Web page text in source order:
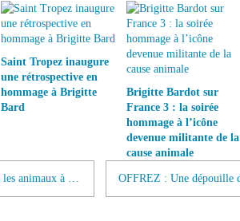
Saint Tropez inaugure
une rétrospective en
hommage à Brigitte
Bard
Brigitte Bardot sur
France 3 : la soirée
hommage à l’icône
devenue militante de la
cause animale
Brigitte Bardot défend les animaux à l'Elysée